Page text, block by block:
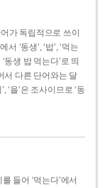
가 독립적으로 쓰이
‘동생’, ‘밥’, ‘먹는
생 밥 먹는다’로 띄
서 다른 단어와는 달
‘을’은 조사이므로 ‘동
들어 ‘먹는다’에서